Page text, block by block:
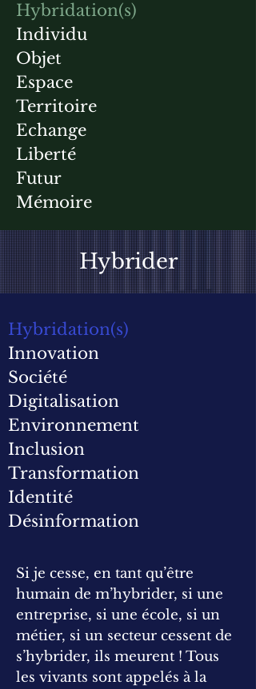
Hybridation(s)
Individu
Objet
Espace
Territoire
Echange
Liberté
Futur
Mémoire
Hybrider
Hybridation(s)
Innovation
Société
Digitalisation
Environnement
Inclusion
Transformation
Identité
Désinformation
Si je cesse, en tant qu’être
humain de m’hybrider, si une
entreprise, si une école, si un
métier, si un secteur cessent de
s’hybrider, ils meurent ! Tous
les vivants sont appelés à la